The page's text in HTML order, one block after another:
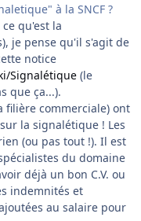
à la SNCF ?
qu'est la
je pense qu'il s'agit de
notice
Signalétique (le
que ça...).
filière commerciale) ont
la signalétique ! Les
(ou pas tout !). Il est
du domaine
déjà un bon C.V. ou
indemnités et
au salaire pour